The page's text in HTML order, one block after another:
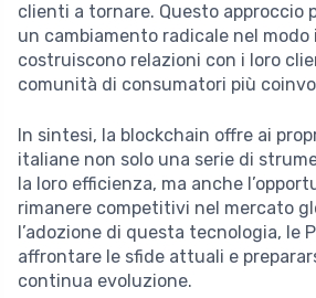
clienti a tornare. Questo approccio
un cambiamento radicale nel modo
costruiscono relazioni con i loro
comunità di consumatori più
In sintesi, la blockchain offre ai
italiane non solo una serie di
la loro efficienza, ma anche
rimanere competitivi nel mercato
l’adozione di questa tecnologia, le
affrontare le sfide attuali e
continua evoluzione.